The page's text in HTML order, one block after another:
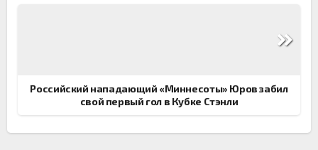
Российский нападающий «Миннесоты» Юров забил
свой первый гол в Кубке Стэнли